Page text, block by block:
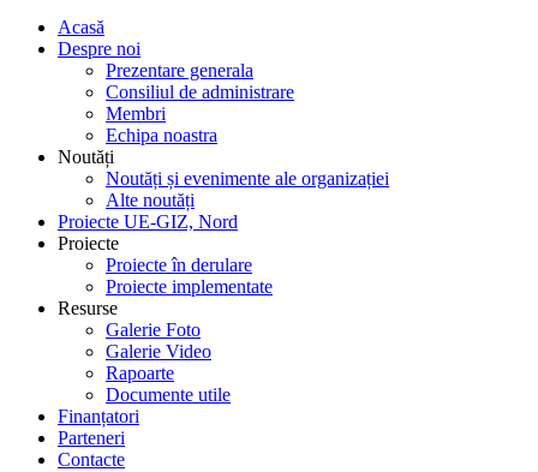
Acasă
Despre noi
Prezentare generala
Consiliul de administrare
Membri
Echipa noastra
Noutăți
Noutăți și evenimente ale organizației
Alte noutăți
Proiecte UE-GIZ, Nord
Proiecte
Proiecte în derulare
Proiecte implementate
Resurse
Galerie Foto
Galerie Video
Rapoarte
Documente utile
Finanțatori
Parteneri
Contacte